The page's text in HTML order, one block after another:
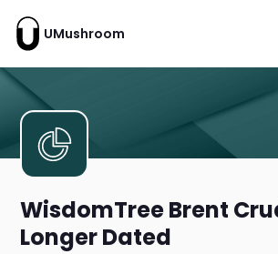
UMushroom
WisdomTree Brent
Longer Dated